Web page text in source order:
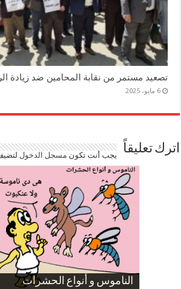
تصعيد مستمر من نقابة المحامين ضد زيادة
6 مايو، 2025
اترك تعليقاً يجب أنت تكون مسجل الدخوللتضيف
الناموس و أنواع الحشرات
الموظفين بعد ارتفاع الأسعار
ارتفاع نسبة الطلاق في مصر
صورة كاركاتيرية
صورة كاركاتيرية